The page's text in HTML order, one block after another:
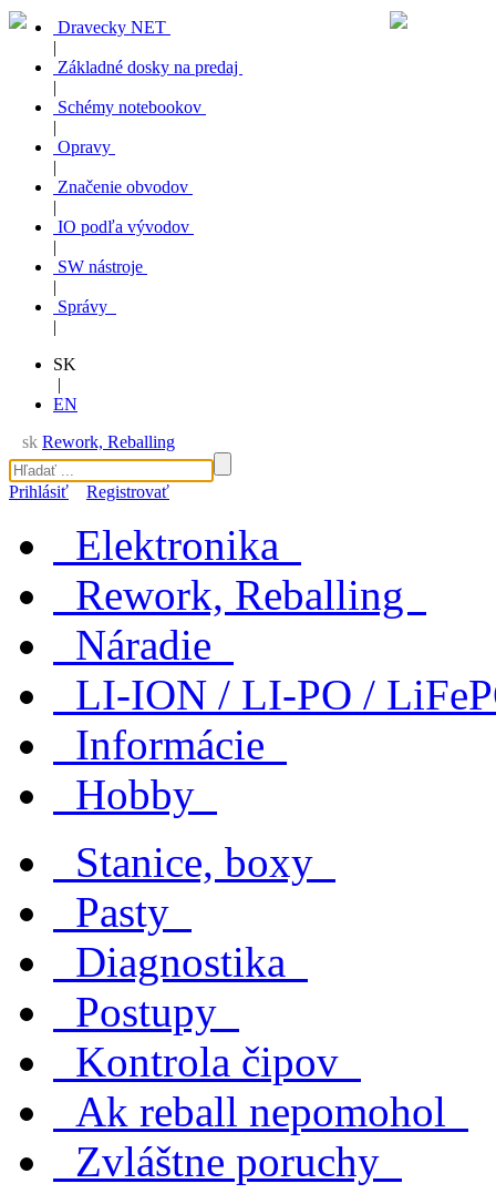
Dravecky NET
|
Základné dosky na predaj
|
Schémy notebookov
|
Opravy
|
Značenie obvodov
|
IO podľa vývodov
|
SW nástroje
|
Správy
|
SK
|
EN
sk Rework, Reballing
Prihlásiť Registrovať
Elektronika
Rework, Reballing
Náradie
LI-ION / LI-PO /
Informácie
Hobby
Stanice, boxy
Pasty
Diagnostika
Postupy
Kontrola čipov
Ak reball nepomohol
Zvláštne poruchy